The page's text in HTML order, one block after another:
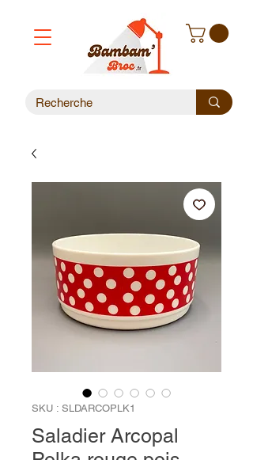
SKU : SLDARCOPLK1
Saladier Arcopal